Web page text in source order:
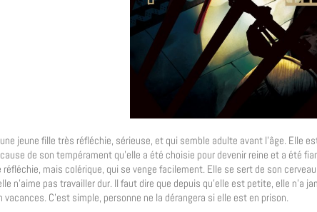
jeune fille très réfléchie, sérieuse, et qui semble adulte avant l’âge. Elle
cause de son tempérament qu’elle a été choisie pour devenir reine et a été
réfléchie, mais colérique, qui se venge facilement. Elle se sert de son
n’aime pas travailler dur. Il faut dire que depuis qu’elle est petite, elle n’a
vacances. C’est simple, personne ne la dérangera si elle est en prison.